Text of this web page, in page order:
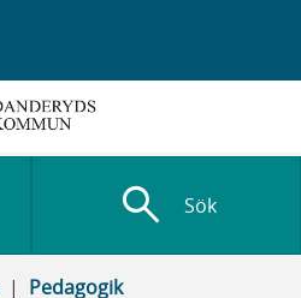
search Sök
Pedagogik